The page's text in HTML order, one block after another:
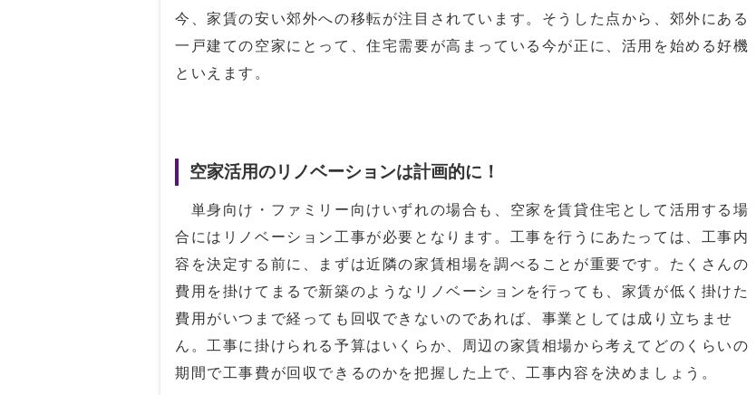
今、家賃の安い郊外への移転が注目されています。そうした点から、郊外にある
一戸建ての空家にとって、住宅需要が高まっている今が正に、活用を始める好機
といえます。
空家活用のリノベーションは計画的に！
単身向け・ファミリー向けいずれの場合も、空家を賃貸住宅として活用する場
合にはリノベーション工事が必要となります。工事を行うにあたっては、工事内
容を決定する前に、まずは近隣の家賃相場を調べることが重要です。たくさんの
費用を掛けてまるで新築のようなリノベーションを行っても、家賃が低く掛けた
費用がいつまで経っても回収できないのであれば、事業としては成り立ちませ
ん。工事に掛けられる予算はいくらか、周辺の家賃相場から考えてどのくらいの
期間で工事費が回収できるのかを把握した上で、工事内容を決めましょう。